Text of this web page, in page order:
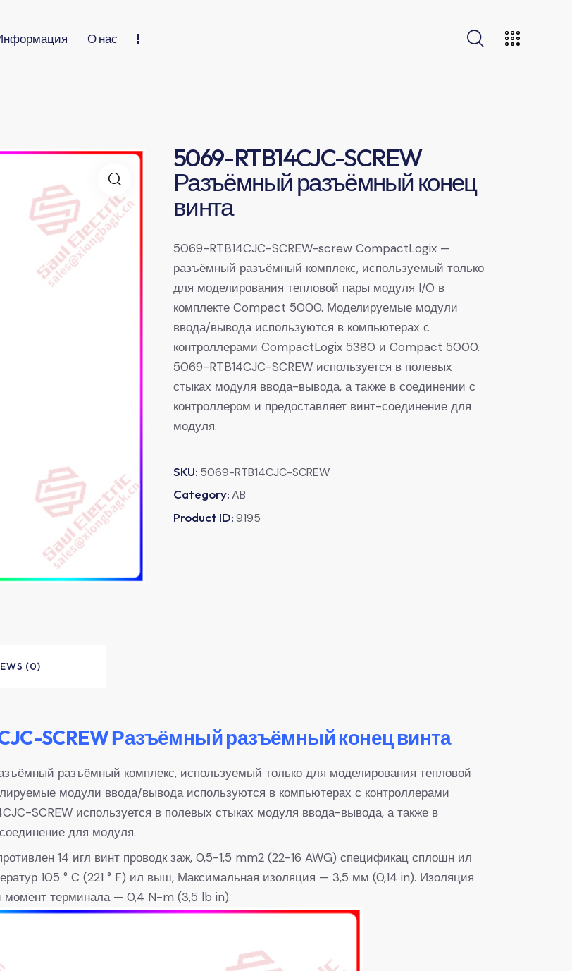
О нас
5069-RTB14CJC-SCREW
Разъёмный разъёмный конец
винта
5069-RTB14CJC-SCREW-screw CompactLogix —
разъёмный разъёмный комплекс, используемый только
для моделирования тепловой пары модуля I/O в
комплекте Compact 5000. Моделируемые модули
ввода/вывода используются в компьютерах с
контроллерами CompactLogix 5380 и Compact 5000.
5069-RTB14CJC-SCREW используется в полевых
стыках модуля ввода-вывода, а также в соединении с
контроллером и предоставляет винт-соединение для
модуля.
SKU: 5069-RTB14CJC-SCREW
Category:AB
Product ID:9195
(0)
SCREW Разъёмный разъёмный конец винта
разъёмный комплекс, используемый только для моделирования тепловой
модули ввода/вывода используются в компьютерах с контроллерами
SCREW используется в полевых стыках модуля ввода-вывода, а также в
для модуля.
14 игл винт проводк заж, 0,5-1,5 mm2 (22-16 AWG) спецификац сплошн ил
105 ° C (221 ° F) ил выш, Максимальная изоляция — 3,5 мм (0,14 in). Изоляция
момент терминала — 0,4 N-m (3,5 lb in).